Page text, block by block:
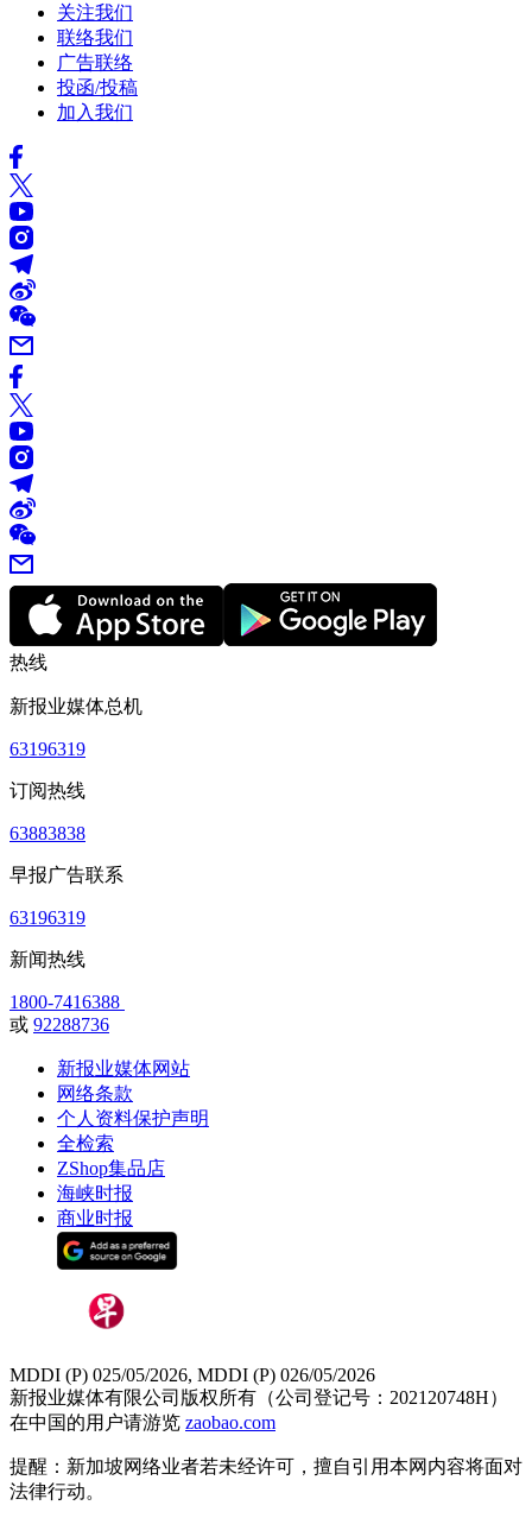
关注我们
联络我们
广告联络
投函/投稿
加入我们
热线
新报业媒体总机
63196319
订阅热线
63883838
早报广告联系
63196319
新闻热线
1800-7416388
或 92288736
新报业媒体网站
网络条款
个人资料保护声明
全检索
ZShop集品店
海峡时报
商业时报
MDDI (P) 025/05/2026, MDDI (P) 026/05/2026
新报业媒体有限公司版权所有（公司登记号：202120748H）
在中国的用户请游览 zaobao.com
提醒：新加坡网络业者若未经许可，擅自引用本网内容将面对
法律行动。